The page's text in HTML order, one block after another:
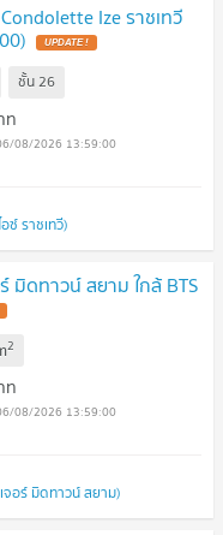
Ize ราชเทวี
UPDATE !
ชั้น26
ท
08/2026 13:59:00
ซ์ ราชเทวี)
มิดทาวน์ สยาม ใกล้ BTS
2
ท
08/2026 13:59:00
จอร์ มิดทาวน์ สยาม)